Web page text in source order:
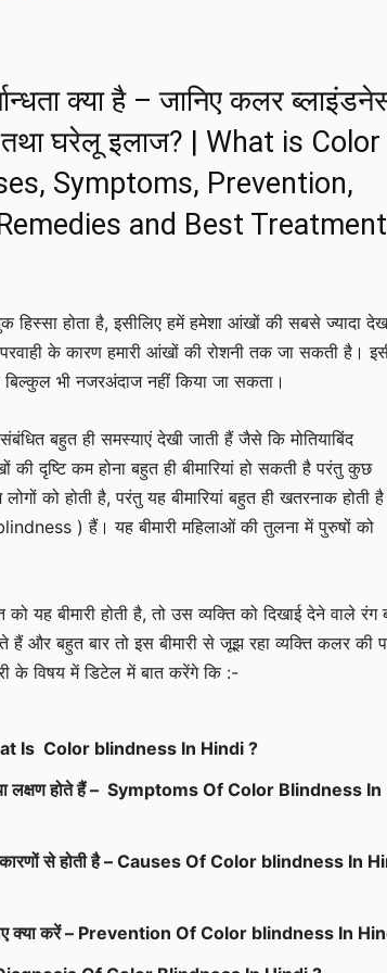
क्या है – जानिए कलर
तथा घरेलू इलाज? | What is Color
Symptoms, Prevention,
and Best
हिस्सा होता है, इसीलिए हमें हमेशा आंखों की सबसे ज्यादा
के कारण हमारी आंखों की रोशनी तक जा सकती है।
भी नजरअंदाज नहीं किया जा सकता।
बहुत ही समस्याएं देखी जाती हैं जैसे कि मोतियाबिंद
दृष्टि कम होना बहुत ही बीमारियां हो सकती है परंतु कुछ
लोगों को होती है, परंतु यह बीमारियां बहुत ही खतरनाक होती
) हैं। यह बीमारी महिलाओं की तुलना में पुरुषों को
यह बीमारी होती है, तो उस व्यक्ति को दिखाई देने वाले रंग
और बहुत बार तो इस बीमारी से जूझ रहा व्यक्ति कलर की
के विषय में डिटेल में बात करेंगे कि :-
Is Color blindness In Hindi ?
लक्षण होते हैं – Symptoms Of Color Blindness In
से होती है – Causes Of Color blindness In
क्या करें – Prevention Of Color blindness In